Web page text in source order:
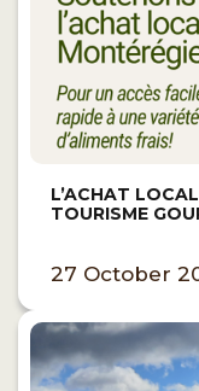
L’ACHAT
TOURISME
27 October